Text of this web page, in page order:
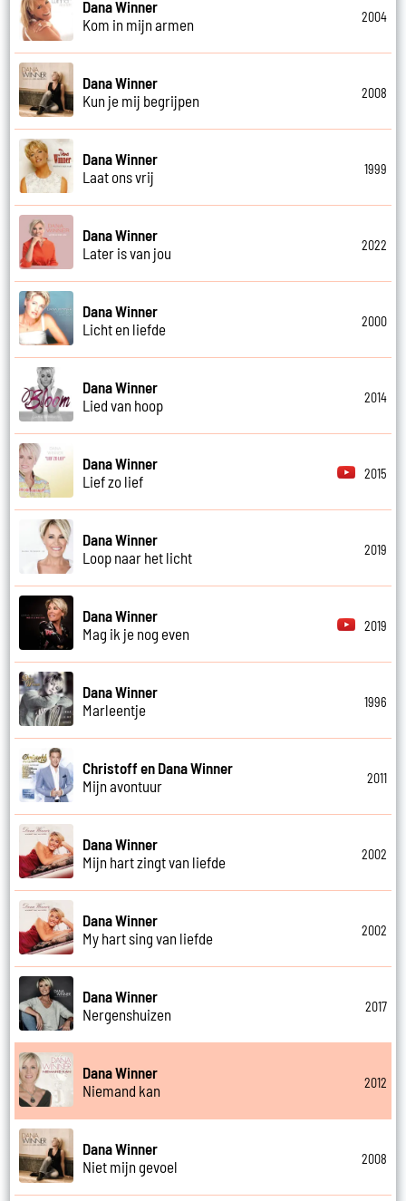
Dana Winner
Kom in mijn armen
2004
Dana Winner
Kun je mij begrijpen
2008
Dana Winner
Laat ons vrij
1999
Dana Winner
Later is van jou
2022
Dana Winner
Licht en liefde
2000
Dana Winner
Lied van hoop
2014
Dana Winner
Lief zo lief
2015
Dana Winner
Loop naar het licht
2019
Dana Winner
Mag ik je nog even
2019
Dana Winner
Marleentje
1996
Christoff en Dana Winner
Mijn avontuur
2011
Dana Winner
Mijn hart zingt van liefde
2002
Dana Winner
My hart sing van liefde
2002
Dana Winner
Nergenshuizen
2017
Dana Winner
Niemand kan
2012
Dana Winner
Niet mijn gevoel
2008